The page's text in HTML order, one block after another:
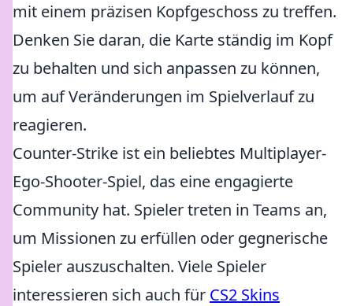
mit einem präzisen Kopfgeschoss zu treffen.
Denken Sie daran, die Karte ständig im Kopf
zu behalten und sich anpassen zu können,
um auf Veränderungen im Spielverlauf zu
reagieren.
Counter-Strike ist ein beliebtes Multiplayer-
Ego-Shooter-Spiel, das eine engagierte
Community hat. Spieler treten in Teams an,
um Missionen zu erfüllen oder gegnerische
Spieler auszuschalten. Viele Spieler
interessieren sich auch für CS2 Skins